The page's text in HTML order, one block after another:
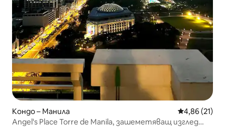
Кондо – Манила Средна
4,86 (21)
Angel's Place Torre de Manila, зашеметяващ изглед